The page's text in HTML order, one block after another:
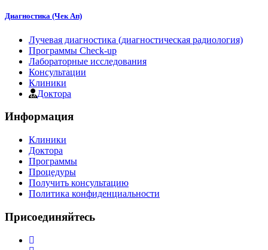
Диагностика (Чек Ап)
Лучевая диагностика (диагностическая радиология)
Программы Check-up
Лабораторные исследования
Консультации
Клиники
Доктора
Информация
Клиники
Доктора
Программы
Процедуры
Получить консультацию
Политика конфиденциальности
Присоединяйтесь